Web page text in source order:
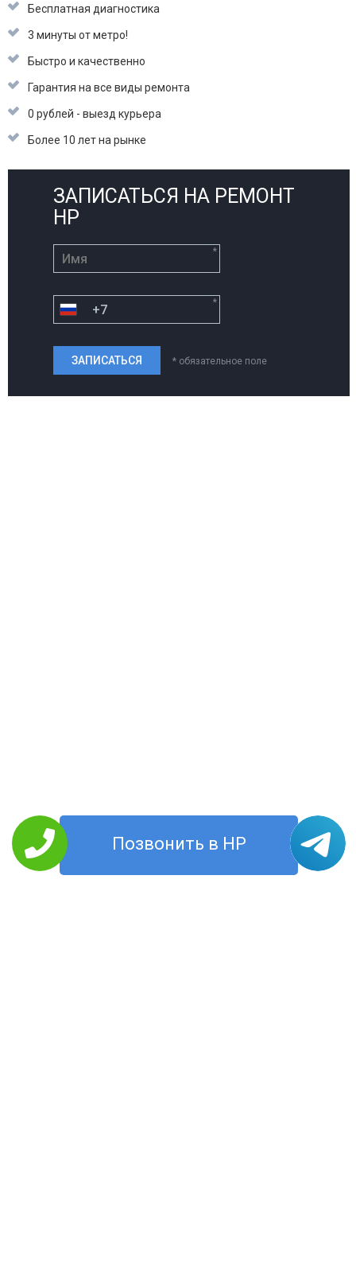
Бесплатная диагностика
3 минуты от метро!
Быстро и качественно
Гарантия на все виды ремонта
0 рублей - выезд курьера
Более 10 лет на рынке
ЗАПИСАТЬСЯ НА РЕМОНТ
HP
*
*
* обязательное поле
Позвонить в HP